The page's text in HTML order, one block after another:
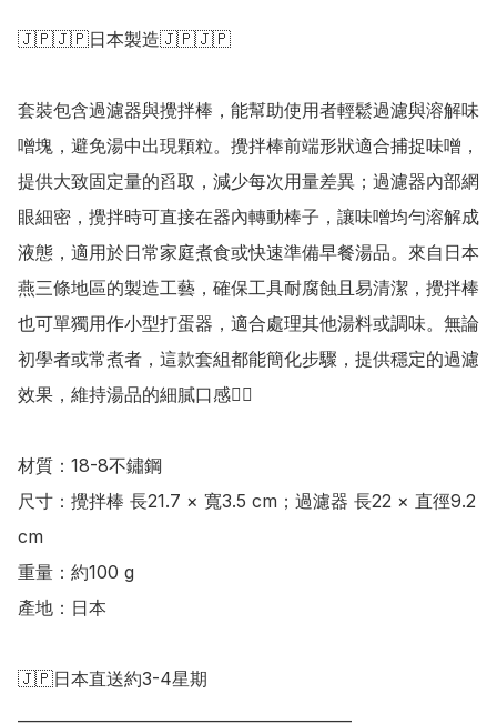
🇯🇵🇯🇵日本製造🇯🇵🇯🇵
套裝包含過濾器與攪拌棒，能幫助使用者輕鬆過濾與溶解味
噌塊，避免湯中出現顆粒。攪拌棒前端形狀適合捕捉味噌，
提供大致固定量的舀取，減少每次用量差異；過濾器內部網
眼細密，攪拌時可直接在器內轉動棒子，讓味噌均勻溶解成
液態，適用於日常家庭煮食或快速準備早餐湯品。來自日本
燕三條地區的製造工藝，確保工具耐腐蝕且易清潔，攪拌棒
也可單獨用作小型打蛋器，適合處理其他湯料或調味。無論
初學者或常煮者，這款套組都能簡化步驟，提供穩定的過濾
效果，維持湯品的細膩口感👍🏻
材質：18-8不鏽鋼
尺寸：攪拌棒 長21.7 × 寬3.5 cm；過濾器 長22 × 直徑9.2
cm
重量：約100 g
產地：日本
🇯🇵日本直送約3-4星期